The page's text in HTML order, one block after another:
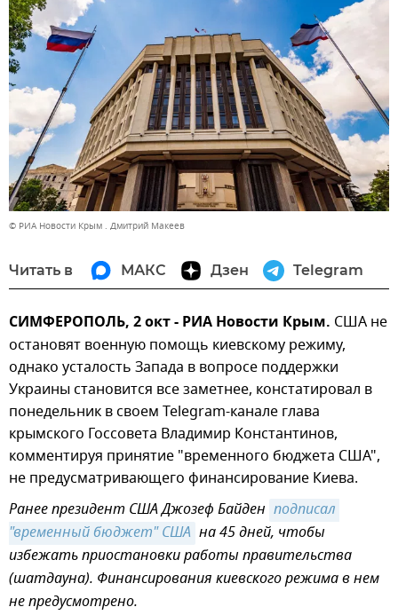
© РИА Новости Крым . Дмитрий Макеев
Читать в МАКС Дзен Telegram
СИМФЕРОПОЛЬ, 2 окт - РИА Новости Крым. США не
остановят военную помощь киевскому режиму,
однако усталость Запада в вопросе поддержки
Украины становится все заметнее, констатировал в
понедельник в своем Telegram-канале глава
крымского Госсовета Владимир Константинов,
комментируя принятие "временного бюджета США",
не предусматривающего финансирование Киева.
Ранее президент США Джозеф Байден подписал
"временный бюджет" США на 45 дней, чтобы
избежать приостановки работы правительства
(шатдауна). Финансирования киевского режима в нем
не предусмотрено.